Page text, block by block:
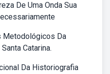
De Uma Onda Sua
Metodológicos Da
Catarina.
Da Historiografia